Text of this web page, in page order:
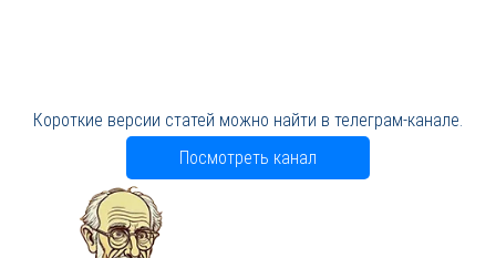
Короткие версии статей можно найти в телеграм-канале.
Посмотреть канал